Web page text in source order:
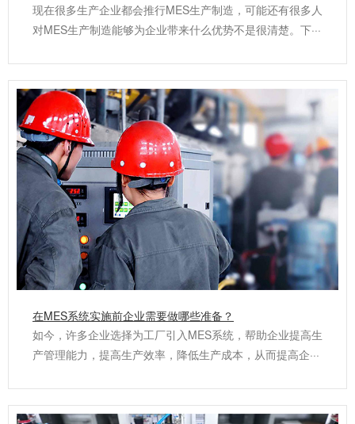
现在很多生产企业都会推行MES生产制造，可能还有很多人
对MES生产制造能够为企业带来什么优势不是很清楚。下···
在MES系统实施前企业需要做哪些准备？
如今，许多企业选择为工厂引入MES系统，帮助企业提高生
产管理能力，提高生产效率，降低生产成本，从而提高企···